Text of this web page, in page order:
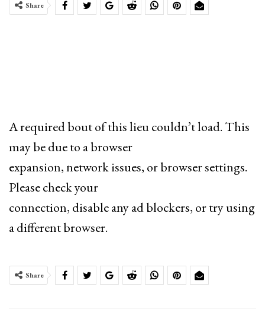
Share
A required bout of this lieu couldn’t load. This
may be due to a browser
expansion, network issues, or browser settings.
Please check your
connection, disable any ad blockers, or try using
a different browser.
Share